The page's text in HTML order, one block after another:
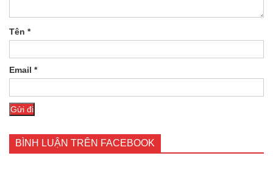
Tên *
Email *
BÌNH LUẬN TRÊN FACEBOOK